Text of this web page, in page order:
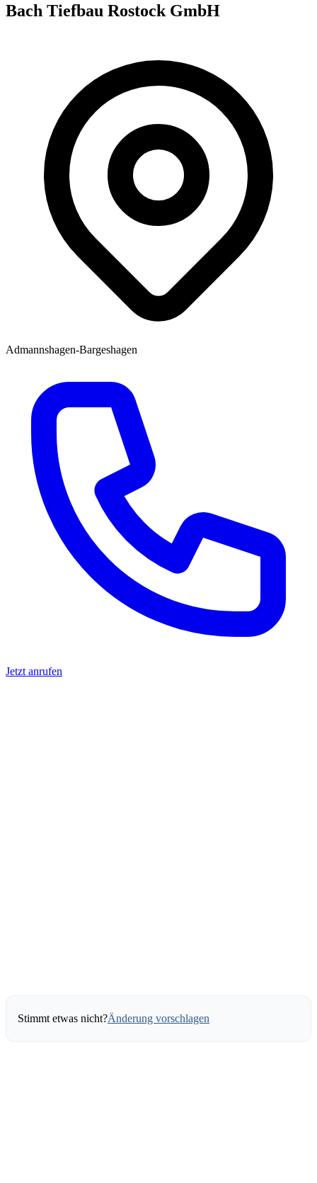
Bach Tiefbau Rostock GmbH
Admannshagen-Bargeshagen
Jetzt anrufen
Stimmt etwas nicht?Änderung vorschlagen